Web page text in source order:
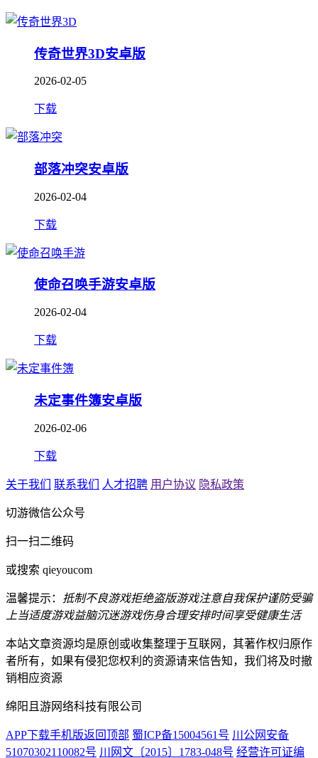
传奇世界3D安卓版
2026-02-05
下载
部落冲突安卓版
2026-02-04
下载
使命召唤手游安卓版
2026-02-04
下载
未定事件簿安卓版
2026-02-06
下载
关于我们 联系我们 人才招聘 用户协议 隐私政策
切游微信公众号
扫一扫二维码
或搜索 qieyoucom
温馨提示： 抵制不良游戏拒绝盗版游戏注意自我保护谨防受骗
上当适度游戏益脑沉迷游戏伤身合理安排时间享受健康生活
本站文章资源均是原创或收集整理于互联网，其著作权归原作
者所有，如果有侵犯您权利的资源请来信告知，我们将及时撤
销相应资源
绵阳且游网络科技有限公司
APP下载手机版返回顶部 蜀ICP备15004561号 川公网安备
51070302110082号 川网文〔2015〕1783-048号 经营许可证编